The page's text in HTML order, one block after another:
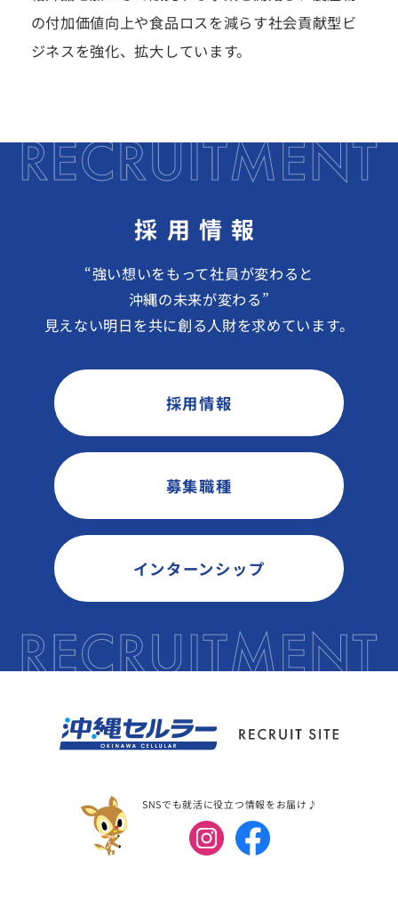
の付加価値向上や食品ロスを減らす社会貢献型ビ
ジネスを強化、拡大しています。
採用情報
“強い想いをもって社員が変わると
沖縄の未来が変わる”
見えない明日を共に創る人財を求めています。
採用情報
募集職種
インターンシップ
SNSでも就活に役立つ情報をお届け♪